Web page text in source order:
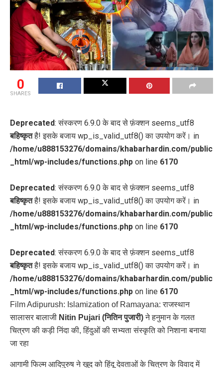
0
SHARES
Deprecated: संस्करण 6.9.0 के बाद से फ़ंक्शन seems_utf8
बहिष्कृतहै! इसके बजाय wp_is_valid_utf8() का उपयोग करें। in
/home/u888153276/domains/khabarhardin.com/public
_html/wp-includes/functions.php on line 6170
Deprecated: संस्करण 6.9.0 के बाद से फ़ंक्शन seems_utf8
बहिष्कृतहै! इसके बजाय wp_is_valid_utf8() का उपयोग करें। in
/home/u888153276/domains/khabarhardin.com/public
_html/wp-includes/functions.php on line 6170
Deprecated: संस्करण 6.9.0 के बाद से फ़ंक्शन seems_utf8
बहिष्कृतहै! इसके बजाय wp_is_valid_utf8() का उपयोग करें। in
/home/u888153276/domains/khabarhardin.com/public
_html/wp-includes/functions.php on line 6170
Film Adipurush: Islamization of Ramayana: राजस्थान
सालासर बालाजी Nitin Pujari (नितिन पुजारी)ने हनुमान के गलत
चित्रण की कड़ी निंदा की, हिंदुओं की सभ्यता संस्कृति को निशाना बनाया
जा रहा
आगामी फिल्म आदिपुरुष ने खुद को हिंदू देवताओं के चित्रण के विवाद में